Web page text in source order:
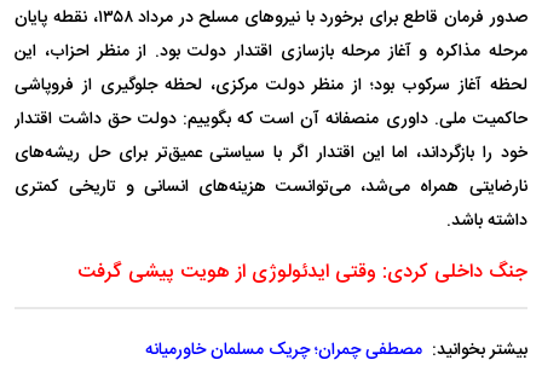
صدور فرمان قاطع برای برخورد با نیرو‌های مسلح در مرداد ۱۳۵۸، نقطه پایان
مرحله مذاکره و آغاز مرحله بازسازی اقتدار دولت بود. از منظر احزاب، این
لحظه آغاز سرکوب بود؛ از منظر دولت مرکزی، لحظه جلوگیری از فروپاشی
حاکمیت ملی. داوری منصفانه آن است که بگوییم: دولت حق داشت اقتدار
خود را بازگرداند، اما این اقتدار اگر با سیاستی عمیق‌تر برای حل ریشه‌های
نارضایتی همراه می‌شد، می‌توانست هزینه‌های انسانی و تاریخی کمتری
داشته باشد.
جنگ داخلی کردی: وقتی ایدئولوژی از هویت پیشی گرفت
بیشتر بخوانید:مصطفی چمران؛ چریک مسلمان خاورمیانه